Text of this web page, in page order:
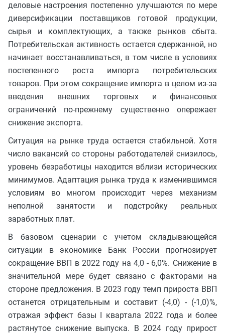
деловые настроения постепенно улучшаются по мере
диверсификации поставщиков готовой продукции,
сырья и комплектующих, а также рынков сбыта.
Потребительская активность остается сдержанной, но
начинает восстанавливаться, в том числе в условиях
постепенного роста импорта потребительских
товаров. При этом сокращение импорта в целом из-за
введения внешних торговых и финансовых
ограничений по-прежнему существенно опережает
снижение экспорта.
Ситуация на рынке труда остается стабильной. Хотя
число вакансий со стороны работодателей снизилось,
уровень безработицы находится вблизи исторических
минимумов. Адаптация рынка труда к изменившимся
условиям во многом происходит через механизм
неполной занятости и подстройку реальных
заработных плат.
В базовом сценарии с учетом складывающейся
ситуации в экономике Банк России прогнозирует
сокращение ВВП в 2022 году на 4,0 - 6,0%. Снижение в
значительной мере будет связано с факторами на
стороне предложения. В 2023 году темп прироста ВВП
останется отрицательным и составит (-4,0) - (-1,0)%,
отражая эффект базы I квартала 2022 года и более
растянутое снижение выпуска. В 2024 году прирост